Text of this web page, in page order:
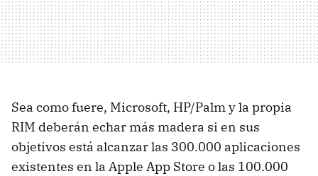
Sea como fuere, Microsoft, HP/Palm y la propia
RIM deberán echar más madera si en sus
objetivos está alcanzar las 300.000 aplicaciones
existentes en la Apple App Store o las 100.000